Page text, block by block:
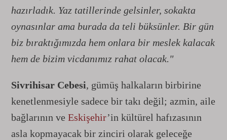
hazırladık. Yaz tatillerinde gelsinler, sokakta
oynasınlar ama burada da teli büksünler. Bir gün
biz bıraktığımızda hem onlara bir meslek kalacak
hem de bizim vicdanımız rahat olacak."
Sivrihisar Cebesi, gümüş halkaların birbirine
kenetlenmesiyle sadece bir takı değil; azmin, aile
bağlarının ve Eskişehir’in kültürel hafızasının
asla kopmayacak bir zinciri olarak geleceğe